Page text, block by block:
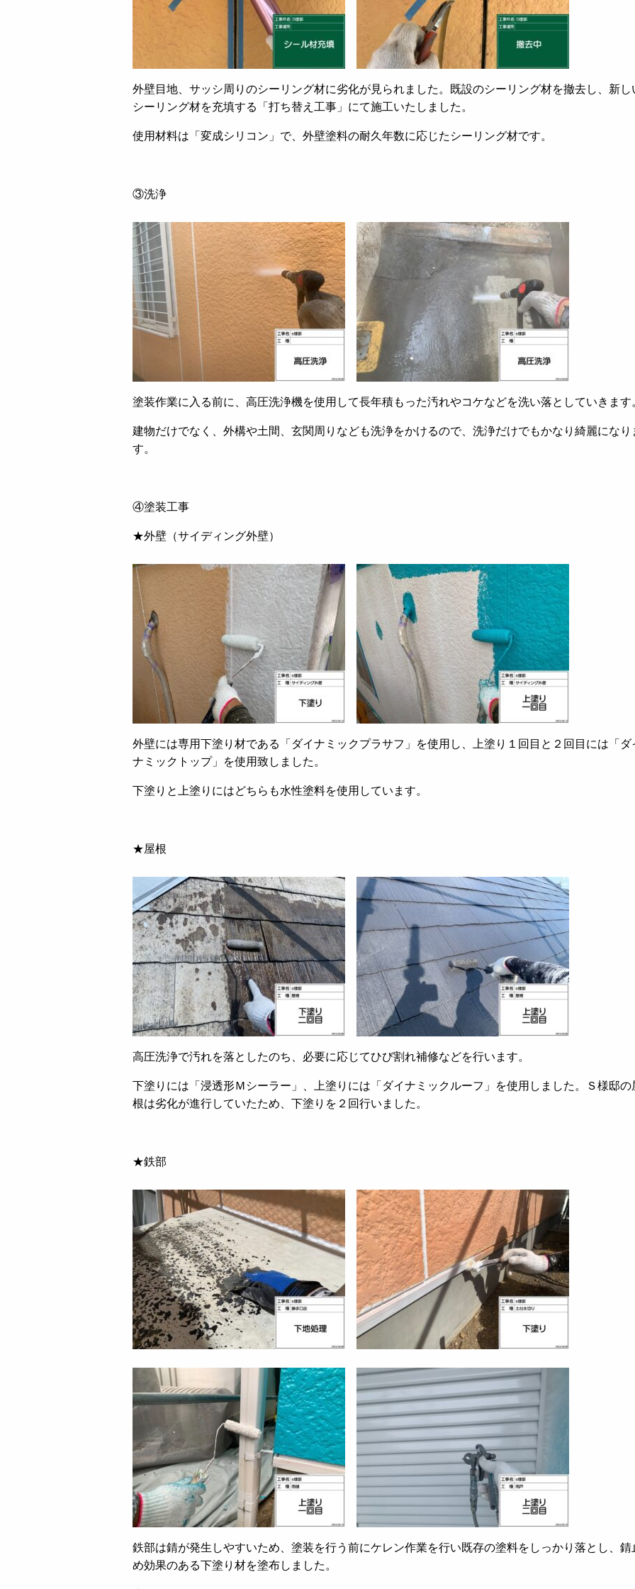
外壁目地、サッシ周りのシーリング材に劣化が見られました。既設のシーリング材を撤去し、新し
シーリング材を充填する「打ち替え工事」にて施工いたしました。
使用材料は「変成シリコン」で、外壁塗料の耐久年数に応じたシーリング材です。
③洗浄
塗装作業に入る前に、高圧洗浄機を使用して長年積もった汚れやコケなどを洗い落としていきます
建物だけでなく、外構や土間、玄関周りなども洗浄をかけるので、洗浄だけでもかなり綺麗になり
す。
④塗装工事
★外壁（サイディング外壁）
外壁には専用下塗り材である「ダイナミックプラサフ」を使用し、上塗り１回目と２回目には「ダ
ナミックトップ」を使用致しました。
下塗りと上塗りにはどちらも水性塗料を使用しています。
★屋根
高圧洗浄で汚れを落としたのち、必要に応じてひび割れ補修などを行います。
下塗りには「浸透形Ｍシーラー」、上塗りには「ダイナミックルーフ」を使用しました。Ｓ様邸の
根は劣化が進行していたため、下塗りを２回行いました。
★鉄部
鉄部は錆が発生しやすいため、塗装を行う前にケレン作業を行い既存の塗料をしっかり落とし、錆
め効果のある下塗り材を塗布しました。